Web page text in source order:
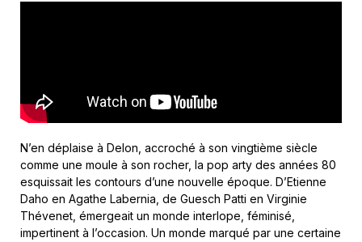
N’en déplaise à Delon, accroché à son vingtième siècle
comme une moule à son rocher, la pop arty des années 80
esquissait les contours d’une nouvelle époque. D’Etienne
Daho en Agathe Labernia, de Guesch Patti en Virginie
Thévenet, émergeait un monde interlope, féminisé,
impertinent à l’occasion. Un monde marqué par une certaine